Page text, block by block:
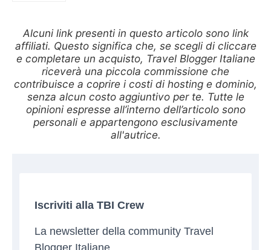
Alcuni link presenti in questo articolo sono link
affiliati. Questo significa che, se scegli di cliccare
e completare un acquisto, Travel Blogger Italiane
riceverà una piccola commissione che
contribuisce a coprire i costi di hosting e dominio,
senza alcun costo aggiuntivo per te. Tutte le
opinioni espresse all’interno dell’articolo sono
personali e appartengono esclusivamente
all'autrice.
Iscriviti alla TBI Crew
La newsletter della community Travel